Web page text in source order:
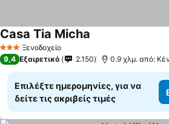
3 ΑστέριαΞενοδοχείο
Casa Tia Micha
9,4 Εξαιρετικό 2.150 0.9 χλμ. από:
Επιλέξτε ημερομηνίες, για να
δείτε τις ακριβείς τιμές